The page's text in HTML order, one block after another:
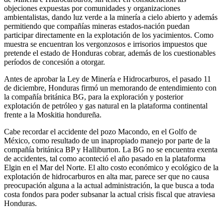
objeciones expuestas por comunidades y organizaciones
ambientalistas, dando luz verde a la minería a cielo abierto y además
permitiendo que compañías mineras estados-nación puedan
participar directamente en la explotación de los yacimientos. Como
muestra se encuentran los vergonzosos e irrisorios impuestos que
pretende el estado de Honduras cobrar, además de los cuestionables
períodos de concesión a otorgar.
Antes de aprobar la Ley de Minería e Hidrocarburos, el pasado 11
de diciembre, Honduras firmó un memorando de entendimiento con
la compañía británica BG, para la exploración y posterior
explotación de petróleo y gas natural en la plataforma continental
frente a la Moskitia hondureña.
Cabe recordar el accidente del pozo Macondo, en el Golfo de
México, como resultado de un inapropiado manejo por parte de la
compañía británica BP y Halliburton. La BG no se encuentra exenta
de accidentes, tal como aconteció el año pasado en la plataforma
Elgin en el Mar del Norte. El alto costo económico y ecológico de la
explotación de hidrocarburos en alta mar, parece ser que no causa
preocupación alguna a la actual administración, la que busca a toda
costa fondos para poder subsanar la actual crisis fiscal que atraviesa
Honduras.